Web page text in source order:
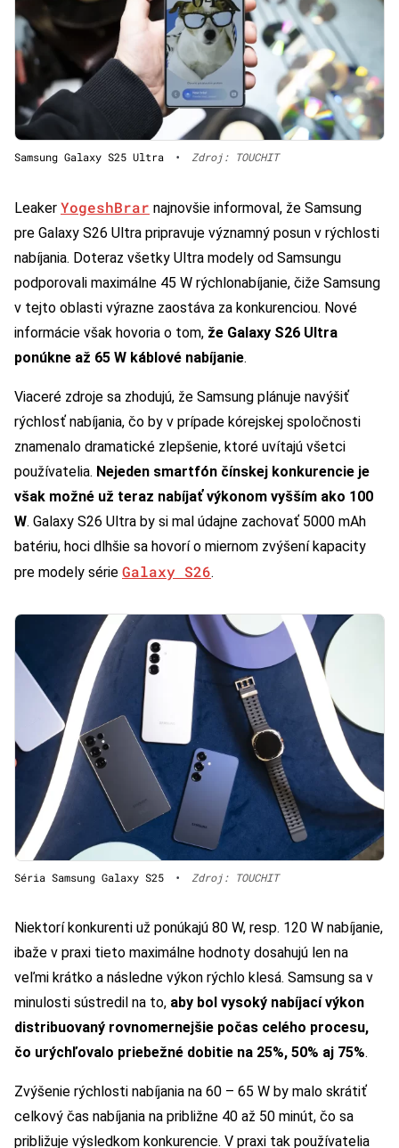
Samsung Galaxy S25 Ultra • Zdroj: TOUCHIT
Leaker YogeshBrar najnovšie informoval, že Samsung
pre Galaxy S26 Ultra pripravuje významný posun v rýchlosti
nabíjania. Doteraz všetky Ultra modely od Samsungu
podporovali maximálne 45 W rýchlonabíjanie, čiže Samsung
v tejto oblasti výrazne zaostáva za konkurenciou. Nové
informácie však hovoria o tom, že Galaxy S26 Ultra
ponúkne až 65 W káblové nabíjanie.
Viaceré zdroje sa zhodujú, že Samsung plánuje navýšiť
rýchlosť nabíjania, čo by v prípade kórejskej spoločnosti
znamenalo dramatické zlepšenie, ktoré uvítajú všetci
používatelia. Nejeden smartfón čínskej konkurencie je
však možné už teraz nabíjať výkonom vyšším ako 100
W. Galaxy S26 Ultra by si mal údajne zachovať 5000 mAh
batériu, hoci dlhšie sa hovorí o miernom zvýšení kapacity
pre modely série Galaxy S26.
Séria Samsung Galaxy S25 • Zdroj: TOUCHIT
Niektorí konkurenti už ponúkajú 80 W, resp. 120 W nabíjanie,
ibaže v praxi tieto maximálne hodnoty dosahujú len na
veľmi krátko a následne výkon rýchlo klesá. Samsung sa v
minulosti sústredil na to, aby bol vysoký nabíjací výkon
distribuovaný rovnomernejšie počas celého procesu,
čo urýchľovalo priebežné dobitie na 25%, 50% aj 75%.
Zvýšenie rýchlosti nabíjania na 60 – 65 W by malo skrátiť
celkový čas nabíjania na približne 40 až 50 minút, čo sa
približuje výsledkom konkurencie. V praxi tak používatelia